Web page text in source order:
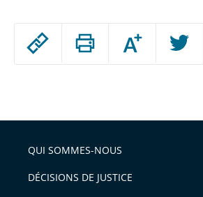
Passer
arriver
après
Augmenter
ou
l'article
pour
QUI SOMMES-NOUS
DÉCISIONS DE JUSTICE